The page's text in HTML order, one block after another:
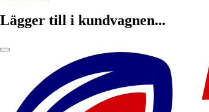
Lägger till i kundvagnen...